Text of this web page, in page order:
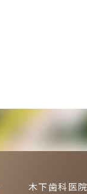
木下歯科医